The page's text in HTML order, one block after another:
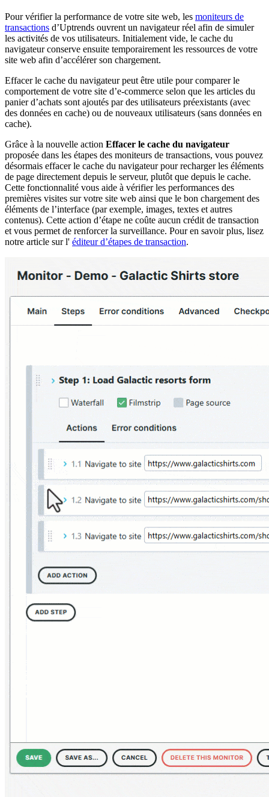
Pour vérifier la performance de votre site web, les moniteurs de
transactions d’Uptrends ouvrent un navigateur réel afin de simuler
les activités de vos utilisateurs. Initialement vide, le cache du
navigateur conserve ensuite temporairement les ressources de votre
site web afin d’accélérer son chargement.
Effacer le cache du navigateur peut être utile pour comparer le
comportement de votre site d’e-commerce selon que les articles du
panier d’achats sont ajoutés par des utilisateurs préexistants (avec
des données en cache) ou de nouveaux utilisateurs (sans données en
cache).
Grâce à la nouvelle action Effacer le cache du navigateur
proposée dans les étapes des moniteurs de transactions, vous pouvez
désormais effacer le cache du navigateur pour recharger les éléments
de page directement depuis le serveur, plutôt que depuis le cache.
Cette fonctionnalité vous aide à vérifier les performances des
premières visites sur votre site web ainsi que le bon chargement des
éléments de l’interface (par exemple, images, textes et autres
contenus). Cette action d’étape ne coûte aucun crédit de transaction
et vous permet de renforcer la surveillance. Pour en savoir plus, lisez
notre article sur l' éditeur d’étapes de transaction.